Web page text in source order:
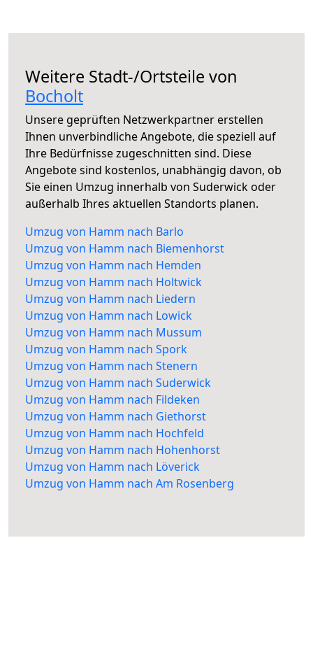
Weitere Stadt-/Ortsteile von
Bocholt
Unsere geprüften Netzwerkpartner erstellen
Ihnen unverbindliche Angebote, die speziell auf
Ihre Bedürfnisse zugeschnitten sind. Diese
Angebote sind kostenlos, unabhängig davon, ob
Sie einen Umzug innerhalb von Suderwick oder
außerhalb Ihres aktuellen Standorts planen.
Umzug von Hamm nach Barlo
Umzug von Hamm nach Biemenhorst
Umzug von Hamm nach Hemden
Umzug von Hamm nach Holtwick
Umzug von Hamm nach Liedern
Umzug von Hamm nach Lowick
Umzug von Hamm nach Mussum
Umzug von Hamm nach Spork
Umzug von Hamm nach Stenern
Umzug von Hamm nach Suderwick
Umzug von Hamm nach Fildeken
Umzug von Hamm nach Giethorst
Umzug von Hamm nach Hochfeld
Umzug von Hamm nach Hohenhorst
Umzug von Hamm nach Löverick
Umzug von Hamm nach Am Rosenberg